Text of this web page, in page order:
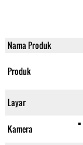
Nama Produk
Produk
Layar
Kamera